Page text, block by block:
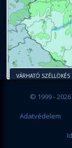
VÁRHATÓ SZÉLLÖKÉS
© 1999 -
Adatvédelem